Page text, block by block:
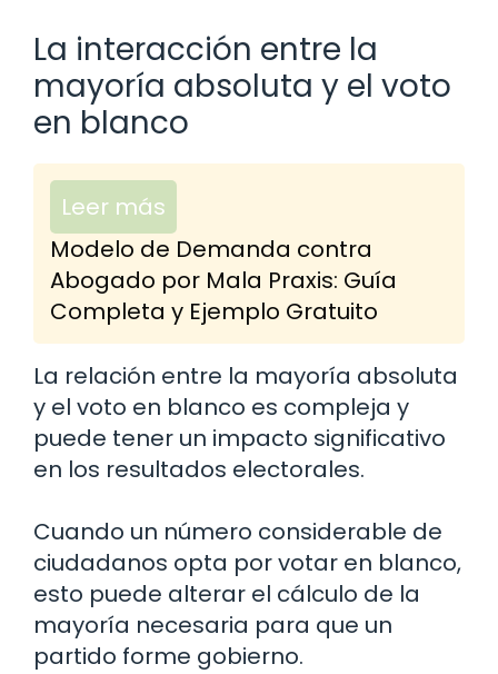
La interacción entre la
mayoría absoluta y el voto
en blanco
Leer más
Modelo de Demanda contra
Abogado por Mala Praxis: Guía
Completa y Ejemplo Gratuito
La relación entre la mayoría absoluta
y el voto en blanco es compleja y
puede tener un impacto significativo
en los resultados electorales.
Cuando un número considerable de
ciudadanos opta por votar en blanco,
esto puede alterar el cálculo de la
mayoría necesaria para que un
partido forme gobierno.